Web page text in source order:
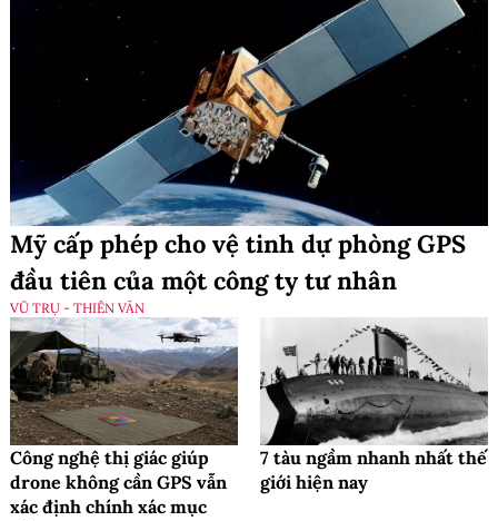
Mỹ cấp phép cho vệ tinh dự phòng GPS
đầu tiên của một công ty tư nhân
VŨ TRỤ - THIÊN VĂN
Công nghệ thị giác giúp
drone không cần GPS vẫn
xác định chính xác mục
7 tàu ngầm nhanh nhất thế
giới hiện nay